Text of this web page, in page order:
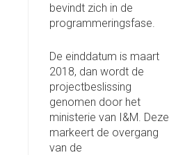
bevindt zich in de
programmeringsfase.
De einddatum is maart
2018, dan wordt de
projectbeslissing
genomen door het
ministerie van I&M. Deze
markeert de overgang
van de